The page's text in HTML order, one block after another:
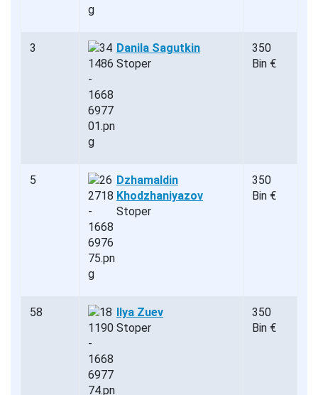
3
Danila Sagutkin
Stoper
350
Bin €
5
Dzhamaldin
Khodzhaniyazov
Stoper
350
Bin €
58
Ilya Zuev
Stoper
350
Bin €